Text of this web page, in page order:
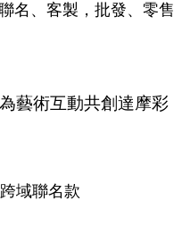
名、客製，批發、零售
藝術互動共創達摩彩
跨域聯名款